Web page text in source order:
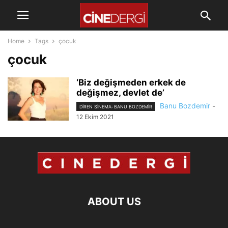
Home Tags çocuk
çocuk
‘Biz değişmeden erkek de
değişmez, devlet de’
DIREN SINEMA: BANU BOZDEMIR Banu Bozdemir -
12 Ekim 2021
ABOUT US